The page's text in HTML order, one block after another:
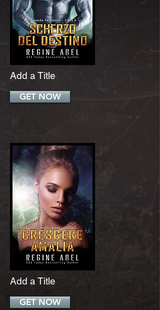
Add a Title
GET NOW
Add a Title
GET NOW